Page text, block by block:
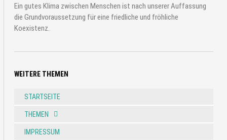
Ein gutes Klima zwischen Menschen ist nach unserer Auffassung
die Grundvoraussetzung für eine friedliche und fröhliche
Koexistenz.
WEITERE THEMEN
STARTSEITE
THEMEN
IMPRESSUM